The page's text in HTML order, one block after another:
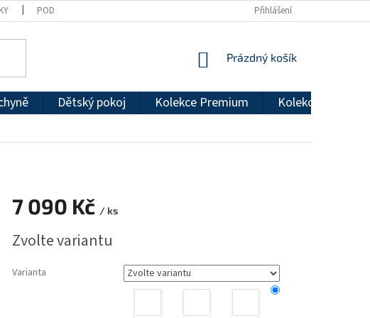
PODMÍNKY OCHRANY OSOBNÍCH ÚDAJŮ REKLAMAČNÍ ŘÁD
Přihlášení
NÁKUPNÍ
Prázdný košík
Dětský pokoj Kolekce Premium Kolekce
7 090 Kč / ks
cena:
Zvolte variantu
Varianta